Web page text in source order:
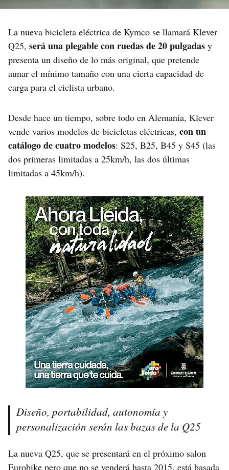
La nueva bicicleta eléctrica de Kymco se llamará Klever
Q25, será una plegable con ruedas de 20 pulgadas y
presenta un diseño de lo más original, que pretende
aunar el mínimo tamaño con una cierta capacidad de
carga para el ciclista urbano.
Desde hace un tiempo, sobre todo en Alemania, Klever
vende varios modelos de bicicletas eléctricas, con un
catálogo de cuatro modelos: S25, B25, B45 y S45 (las
dos primeras limitadas a 25km/h, las dos últimas
limitadas a 45km/h).
Diseño, portabilidad, autonomía y
personalización serán las bazas de la Q25
La nueva Q25, que se presentará en el próximo salon
Eurobike pero que no se venderá hasta 2015, está basada